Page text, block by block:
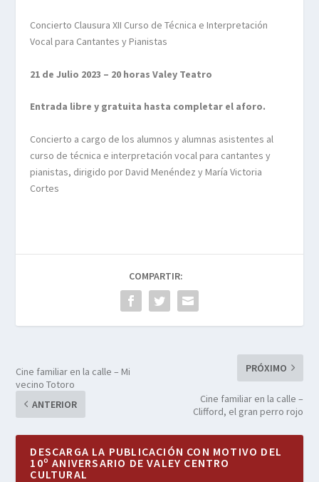
Concierto Clausura XII Curso de Técnica e Interpretación
Vocal para Cantantes y Pianistas
21 de Julio 2023 – 20 horas Valey Teatro
Entrada libre y gratuita hasta completar el aforo.
Concierto a cargo de los alumnos y alumnas asistentes al
curso de técnica e interpretación vocal para cantantes y
pianistas, dirigido por David Menéndez y María Victoria
Cortes
COMPARTIR:
Cine familiar en la calle – Mi
vecino Totoro
ANTERIOR
PRÓXIMO
Cine familiar en la calle –
Clifford, el gran perro rojo
DESCARGA LA PUBLICACIÓN CON MOTIVO DEL
10º ANIVERSARIO DE VALEY CENTRO
CULTURAL